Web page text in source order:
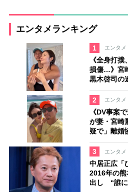
エンタメランキング
1 エンタメ
《全身打
損傷…》宮
黒木啓司の
2
エンタメ
《DV事案
が妻・宮崎
疑で」離婚
3 エンタメ
中居正広「
2016年の熊
出し “誰に